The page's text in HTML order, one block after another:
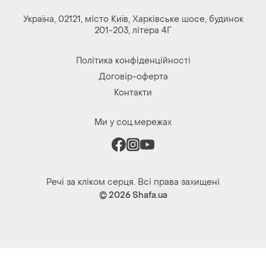
Україна, 02121, місто Київ, Харківське шосе, будинок
201-203, літера 4Г
Політика конфіденційності
Договір-оферта
Контакти
Ми у соц.мережах
Речі за кліком серця. Всі права захищені
© 2026Shafa.ua